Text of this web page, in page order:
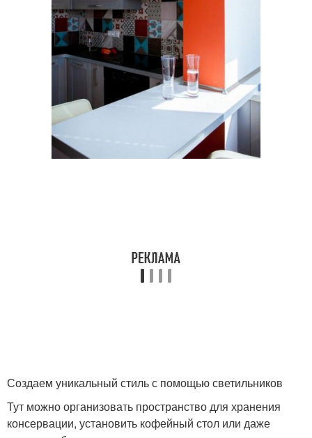
Создаем уникальный стиль с помощью светильников
Тут можно организовать пространство для хранения
консервации, установить кофейный стол или даже